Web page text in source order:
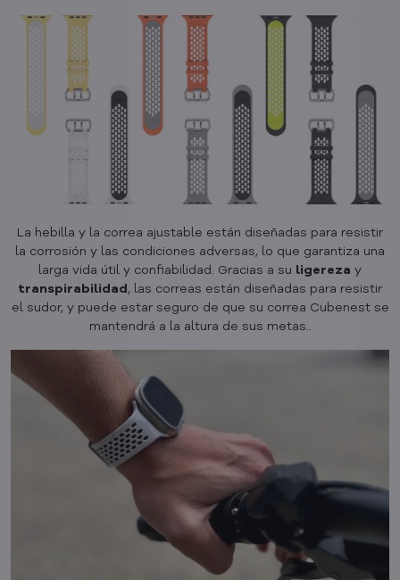
La hebilla y la correa ajustable están diseñadas para resistir
la corrosión y las condiciones adversas, lo que garantiza una
larga vida útil y confiabilidad. Gracias a su ligereza y
transpirabilidad , las correas están diseñadas para resistir
el sudor, y puede estar seguro de que su correa Cubenest se
mantendrá a la altura de sus metas..